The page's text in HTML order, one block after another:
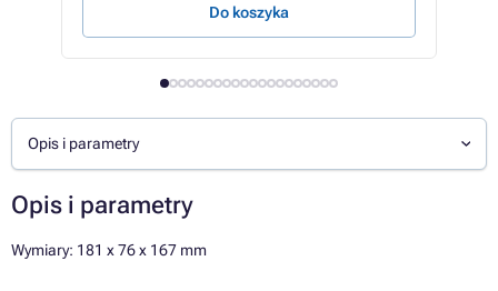
Do koszyka
Opis i parametry
Opis i parametry
Wymiary: 181 x 76 x 167 mm